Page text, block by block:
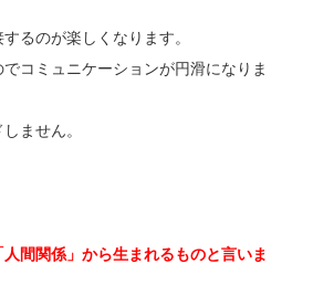
るのが楽しくなります。
コミュニケーションが円滑になりま
ません。
間関係」から生まれるものと言いま